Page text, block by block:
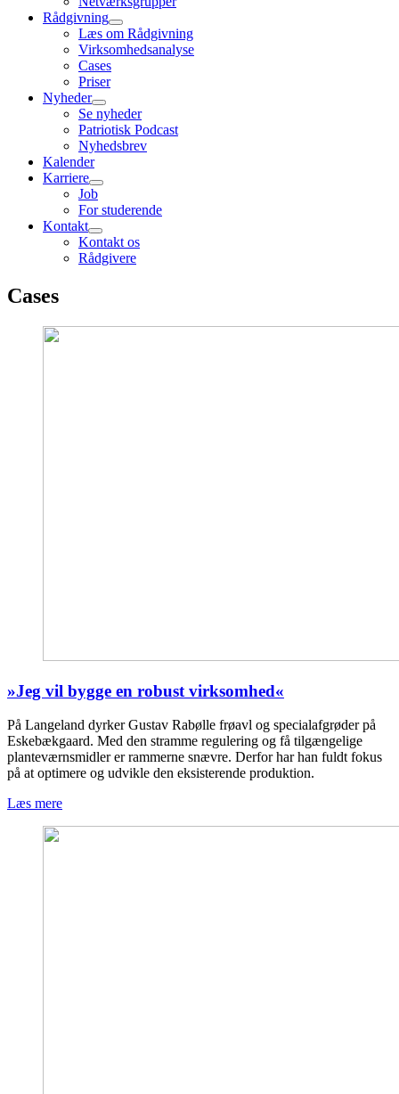
Rådgivning
Læs om Rådgivning
Virksomhedsanalyse
Cases
Priser
Nyheder
Se nyheder
Patriotisk Podcast
Nyhedsbrev
Kalender
Karriere
Job
For studerende
Kontakt
Kontakt os
Rådgivere
Cases
»Jeg vil bygge en robust virksomhed«
På Langeland dyrker Gustav Rabølle frøavl og specialafgrøder på
Eskebækgaard. Med den stramme regulering og få tilgængelige
planteværnsmidler er rammerne snævre. Derfor har han fuldt fokus
på at optimere og udvikle den eksisterende produktion.
Læs mere